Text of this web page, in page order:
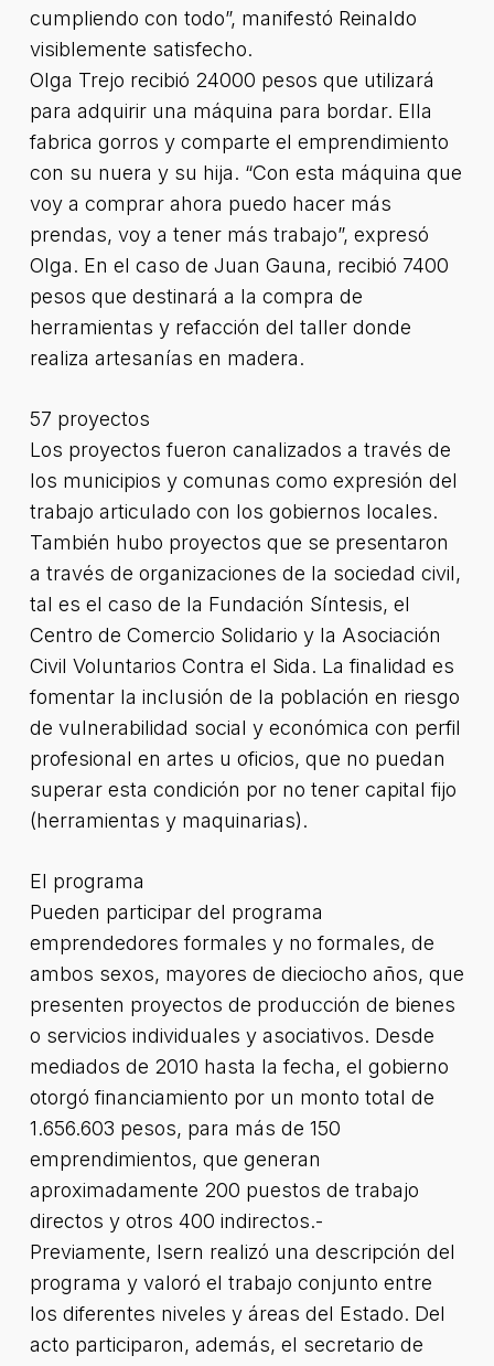
cumpliendo con todo”, manifestó Reinaldo
visiblemente satisfecho.
Olga Trejo recibió 24000 pesos que utilizará
para adquirir una máquina para bordar. Ella
fabrica gorros y comparte el emprendimiento
con su nuera y su hija. “Con esta máquina que
voy a comprar ahora puedo hacer más
prendas, voy a tener más trabajo”, expresó
Olga. En el caso de Juan Gauna, recibió 7400
pesos que destinará a la compra de
herramientas y refacción del taller donde
realiza artesanías en madera.
57 proyectos
Los proyectos fueron canalizados a través de
los municipios y comunas como expresión del
trabajo articulado con los gobiernos locales.
También hubo proyectos que se presentaron
a través de organizaciones de la sociedad civil,
tal es el caso de la Fundación Síntesis, el
Centro de Comercio Solidario y la Asociación
Civil Voluntarios Contra el Sida. La finalidad es
fomentar la inclusión de la población en riesgo
de vulnerabilidad social y económica con perfil
profesional en artes u oficios, que no puedan
superar esta condición por no tener capital fijo
(herramientas y maquinarias).
El programa
Pueden participar del programa
emprendedores formales y no formales, de
ambos sexos, mayores de dieciocho años, que
presenten proyectos de producción de bienes
o servicios individuales y asociativos. Desde
mediados de 2010 hasta la fecha, el gobierno
otorgó financiamiento por un monto total de
1.656.603 pesos, para más de 150
emprendimientos, que generan
aproximadamente 200 puestos de trabajo
directos y otros 400 indirectos.-
Previamente, Isern realizó una descripción del
programa y valoró el trabajo conjunto entre
los diferentes niveles y áreas del Estado. Del
acto participaron, además, el secretario de